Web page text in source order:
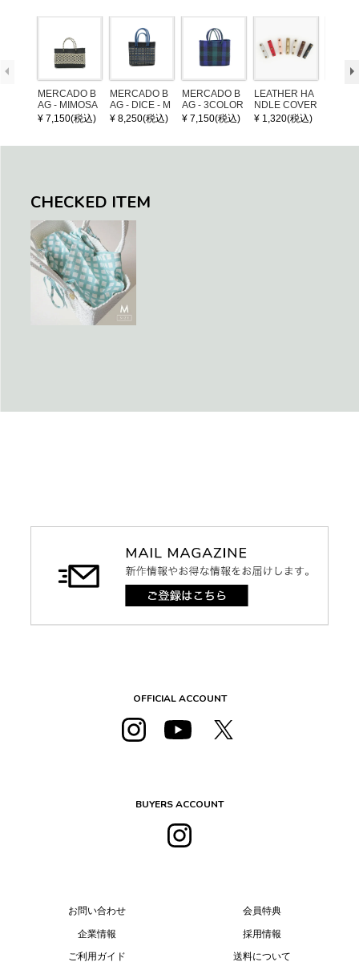
MERCADO B
AG - MIMOSA
- Black / Crea
m (SHORT X
¥ 7,150(税込)
MERCADO B
AG - DICE - M
OSAIC - Black
/ Cream / Meta
¥ 8,250(税込)
MERCADO B
AG - 3COLOR
S CHECK - Bl
ack / Dark Gre
¥ 7,150(税込)
LEATHER HA
NDLE COVER
¥ 1,320(税込)
CHECKED ITEM
OFFICIAL ACCOUNT
BUYERS ACCOUNT
お問い合わせ
企業情報
ご利用ガイド
会員特典
採用情報
送料について